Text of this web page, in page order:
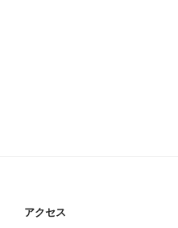
アクセス